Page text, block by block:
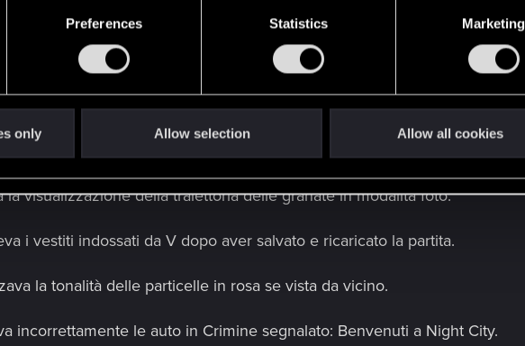
Preferences Statistics Marketing
only Allow selection Allow all cookies
la sparizione del comando di uscita dalla braindance.
bottino.
la visualizzazione della traiettoria delle granate in modalità foto.
i vestiti indossati da V dopo aver salvato e ricaricato la partita.
la tonalità delle particelle in rosa se vista da vicino.
incorrettamente le auto in Crimine segnalato: Benvenuti a Night City.